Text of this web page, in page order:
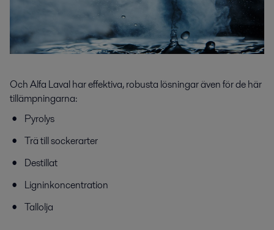
Och Alfa Laval har effektiva, robusta lösningar även för de här
tillämpningarna:
Pyrolys
Trä till sockerarter
Destillat
Ligninkoncentration
Tallolja